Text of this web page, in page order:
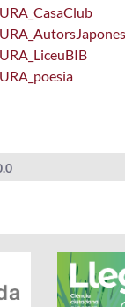
La mitjana de les